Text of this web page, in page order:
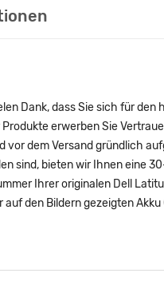
Dank, dass Sie sich für
erwerben Sie
dem Versand gründlich
sind, bieten wir Ihnen eine
Ihrer originalen Dell
den Bildern gezeigten Akku